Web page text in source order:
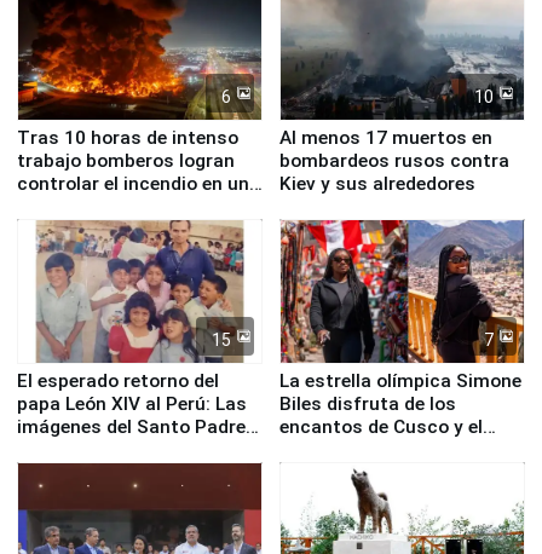
6
Tras 10 horas de intenso
trabajo bomberos logran
controlar el incendio en una
de Chile
10
Al menos 17 muertos en
bombardeos rusos contra
Kiev y sus alrededores
15
El esperado retorno del
papa León XIV al Perú: Las
imágenes del Santo Padre
7
La estrella olímpica Simone
Biles disfruta de los
encantos de Cusco y el